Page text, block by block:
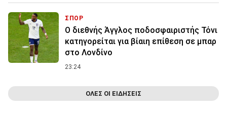
ΣΠΟΡ
Ο διεθνής Άγγλος ποδοσφαιριστής Τόνι
κατηγορείται για βίαιη επίθεση σε μπαρ
στο Λονδίνο
23:24
ΟΛΕΣ ΟΙ ΕΙΔΗΣΕΙΣ